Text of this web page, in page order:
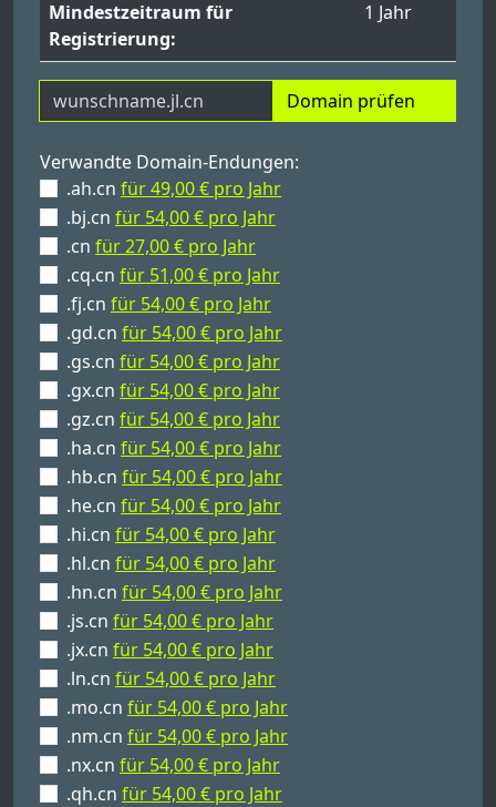
Mindestzeitraum für
Registrierung:
1 Jahr
Domain prüfen
Verwandte Domain-Endungen:
.ah.cn für 49,00 € pro Jahr
.bj.cn für 54,00 € pro Jahr
.cn für 27,00 € pro Jahr
.cq.cn für 51,00 € pro Jahr
.fj.cn für 54,00 € pro Jahr
.gd.cn für 54,00 € pro Jahr
.gs.cn für 54,00 € pro Jahr
.gx.cn für 54,00 € pro Jahr
.gz.cn für 54,00 € pro Jahr
.ha.cn für 54,00 € pro Jahr
.hb.cn für 54,00 € pro Jahr
.he.cn für 54,00 € pro Jahr
.hi.cn für 54,00 € pro Jahr
.hl.cn für 54,00 € pro Jahr
.hn.cn für 54,00 € pro Jahr
.js.cn für 54,00 € pro Jahr
.jx.cn für 54,00 € pro Jahr
.ln.cn für 54,00 € pro Jahr
.mo.cn für 54,00 € pro Jahr
.nm.cn für 54,00 € pro Jahr
.nx.cn für 54,00 € pro Jahr
.qh.cn für 54,00 € pro Jahr